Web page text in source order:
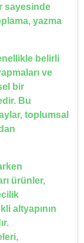
sayesinde
yazma
belirli
ve
bir
Bu
toplumsal
ürünler,
altyapının